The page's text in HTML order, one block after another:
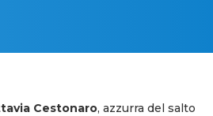
Cestonaro, azzurra del salto